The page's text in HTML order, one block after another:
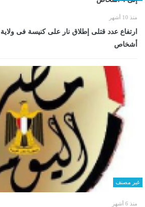
منذ 10 أشهر
أشخاص
غير مصنف
منذ 6 أشهر